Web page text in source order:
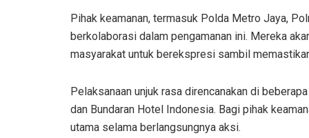
Pihak keamanan, termasuk Polda Metro Jaya,
berkolaborasi dalam pengamanan ini. Mereka
masyarakat untuk berekspresi sambil
Pelaksanaan unjuk rasa direncanakan di
dan Bundaran Hotel Indonesia. Bagi pihak
utama selama berlangsungnya aksi.